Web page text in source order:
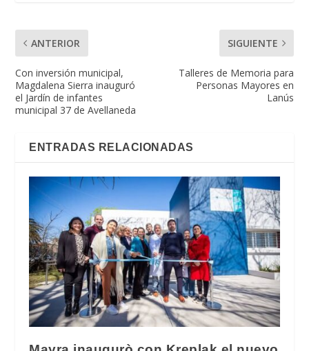
ANTERIOR
Con inversión municipal,
Magdalena Sierra inauguró
el Jardín de infantes
municipal 37 de Avellaneda
SIGUIENTE
Talleres de Memoria para
Personas Mayores en
Lanús
ENTRADAS RELACIONADAS